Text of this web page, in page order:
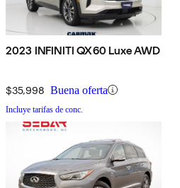
2023 INFINITI QX60 Luxe AWD
$35,998 Buena oferta
Incluye tarifas de conc.